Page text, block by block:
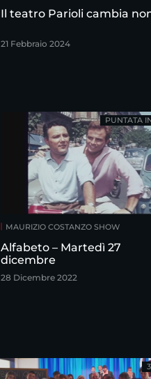
Il teatro Parioli cambia
21 Febbraio 2024
MAURIZIO COSTANZO SHOW
Alfabeto – Martedì 27
dicembre
28 Dicembre 2022
PUNTATA